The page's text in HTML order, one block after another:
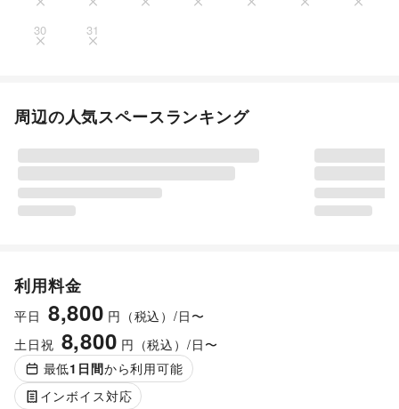
30 31
周辺の人気スペースランキング
利用料金
平日 8,800 円（税込）/日〜
土日祝 8,800 円（税込）/日〜
最低1 日間から利用可能
インボイス対応